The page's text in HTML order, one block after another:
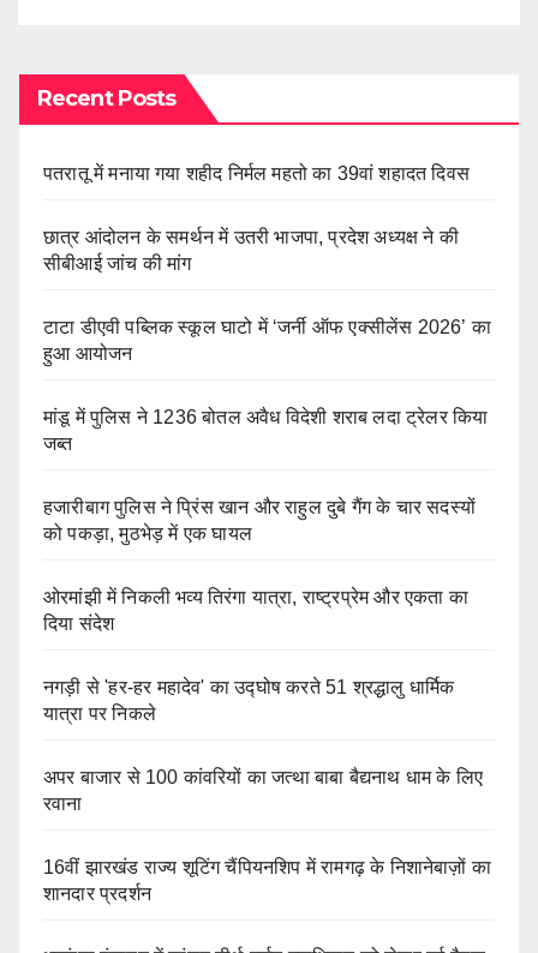
Recent Posts
पतरातू में मनाया गया शहीद निर्मल महतो का 39वां शहादत दिवस
छात्र आंदोलन के समर्थन में उतरी भाजपा, प्रदेश अध्यक्ष ने की
सीबीआई जांच की मांग
टाटा डीएवी पब्लिक स्कूल घाटो में ‘जर्नी ऑफ एक्सीलेंस 2026’ का
हुआ आयोजन
मांडू में पुलिस ने 1236 बोतल अवैध विदेशी शराब लदा ट्रेलर किया
जब्त
हजारीबाग पुलिस ने प्रिंस खान और राहुल दुबे गैंग के चार सदस्यों
को पकड़ा, मुठभेड़ में एक घायल
ओरमांझी में निकली भव्य तिरंगा यात्रा, राष्ट्रप्रेम और एकता का
दिया संदेश
नगड़ी से 'हर-हर महादेव' का उद्घोष करते 51 श्रद्धालु धार्मिक
यात्रा पर निकले
अपर बाजार से 100 कांवरियों का जत्था बाबा बैद्यनाथ धाम के लिए
रवाना
16वीं झारखंड राज्य शूटिंग चैंपियनशिप में रामगढ़ के निशानेबाज़ों का
शानदार प्रदर्शन